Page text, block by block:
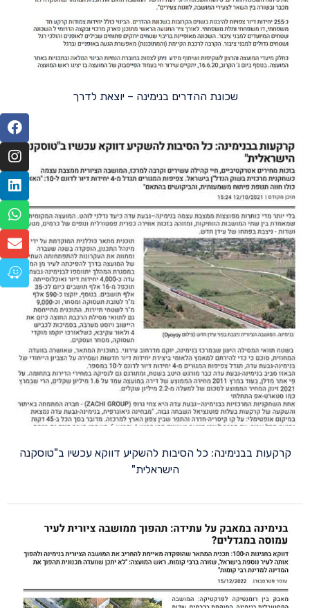
שכונת ההדרים בנימינה – יוצאת לדרך
קרקעות בבנימינה: כל הסיבות להשקיע דווקא עכשיו ב"טוסקנה
הישראלית"